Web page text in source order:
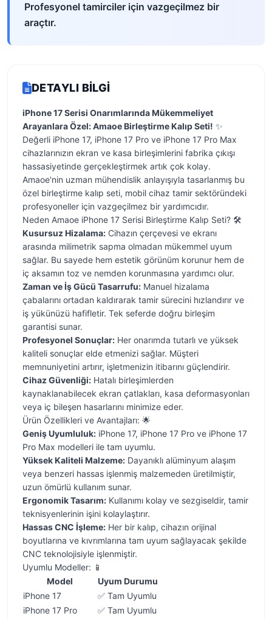
Profesyonel tamirciler için vazgeçilmez bir
araçtır.
DETAYLI BILGI
iPhone 17 Serisi Onarımlarında Mükemmeliyet
Arayanlara Özel: Amaoe Birleştirme Kalıp Seti! ✨
Değerli iPhone 17, iPhone 17 Pro ve iPhone 17 Pro Max
cihazlarınızın ekran ve kasa birleşimlerini fabrika çıkışı
hassasiyetinde gerçekleştirmek artık çok kolay.
Amaoe'nin uzman mühendislik anlayışıyla tasarlanmış bu
özel birleştirme kalıp seti, mobil cihaz tamir sektöründeki
profesyoneller için vazgeçilmez bir yardımcıdır.
Neden Amaoe iPhone 17 Serisi Birleştirme Kalıp Seti? 🛠️
Kusursuz Hizalama: Cihazın çerçevesi ve ekranı
arasında milimetrik sapma olmadan mükemmel uyum
sağlar. Bu sayede hem estetik görünüm korunur hem de
iç aksamın toz ve nemden korunmasına yardımcı olur.
Zaman ve İş Gücü Tasarrufu: Manuel hizalama
çabalarını ortadan kaldırarak tamir sürecini hızlandırır ve
iş yükünüzü hafifletir. Tek seferde doğru birleşim
garantisi sunar.
Profesyonel Sonuçlar: Her onarımda tutarlı ve yüksek
kaliteli sonuçlar elde etmenizi sağlar. Müşteri
memnuniyetini artırır, işletmenizin itibarını güçlendirir.
Cihaz Güvenliği: Hatalı birleşimlerden
kaynaklanabilecek ekran çatlakları, kasa deformasyonları
veya iç bileşen hasarlarını minimize eder.
Ürün Özellikleri ve Avantajları: 🌟
Geniş Uyumluluk: iPhone 17, iPhone 17 Pro ve iPhone 17
Pro Max modelleri ile tam uyumlu.
Yüksek Kaliteli Malzeme: Dayanıklı alüminyum alaşım
veya benzeri hassas işlenmiş malzemeden üretilmiştir,
uzun ömürlü kullanım sunar.
Ergonomik Tasarım: Kullanımı kolay ve sezgiseldir, tamir
teknisyenlerinin işini kolaylaştırır.
Hassas CNC İşleme: Her bir kalıp, cihazın orijinal
boyutlarına ve kıvrımlarına tam uyum sağlayacak şekilde
CNC teknolojisiyle işlenmiştir.
Uyumlu Modeller: 📱
Model
Uyum Durumu
iPhone 17
✅ Tam Uyumlu
iPhone 17 Pro
✅ Tam Uyumlu